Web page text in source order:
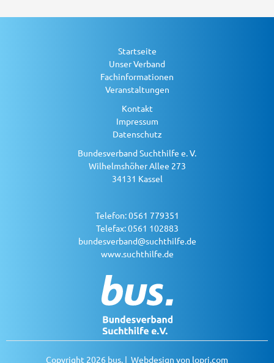
Startseite
Unser Verband
Fachinformationen
Veranstaltungen
Kontakt
Impressum
Datenschutz
Bundesverband Suchthilfe e. V.
Wilhelmshöher Allee 273
34131 Kassel
Telefon: 0561 779351
Telefax: 0561 102883
bundesverband@suchthilfe.de
www.suchthilfe.de
Copyright 2026 bus. | Webdesign von lopri.com